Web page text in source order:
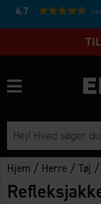
4.7
Hjem / Herre /Tøj